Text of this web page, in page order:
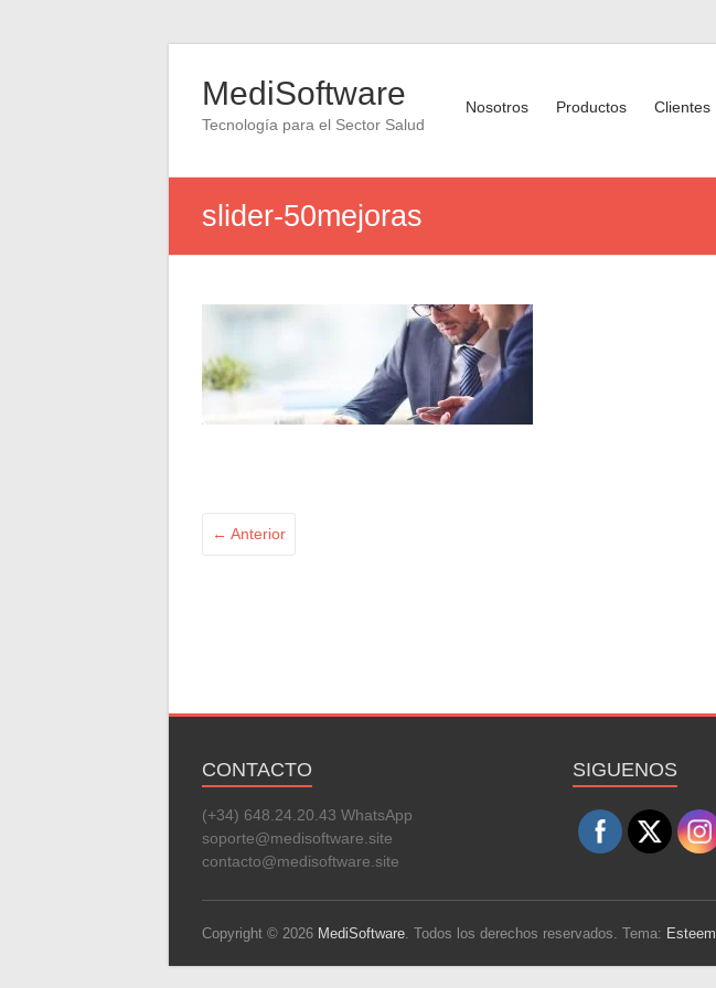
contenidoMediSoftware
Tecnología para el Sector Salud
Nosotros Productos Clientes
slider-50mejoras
← Anterior
CONTACTO
(+34) 648.24.20.43 WhatsApp
soporte@medisoftware.site
contacto@medisoftware.site
SIGUENOS
Copyright © 2026 MediSoftware. Todos los derechos reservados. Tema: Esteem